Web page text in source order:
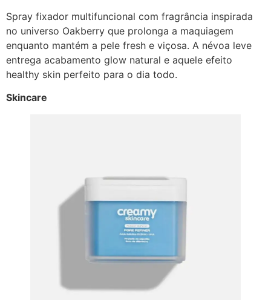
Spray fixador multifuncional com fragrância inspirada
no universo Oakberry que prolonga a maquiagem
enquanto mantém a pele fresh e viçosa. A névoa leve
entrega acabamento glow natural e aquele efeito
healthy skin perfeito para o dia todo.
Skincare